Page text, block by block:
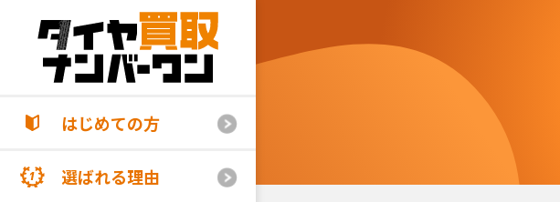
はじめての方
選ばれる理由